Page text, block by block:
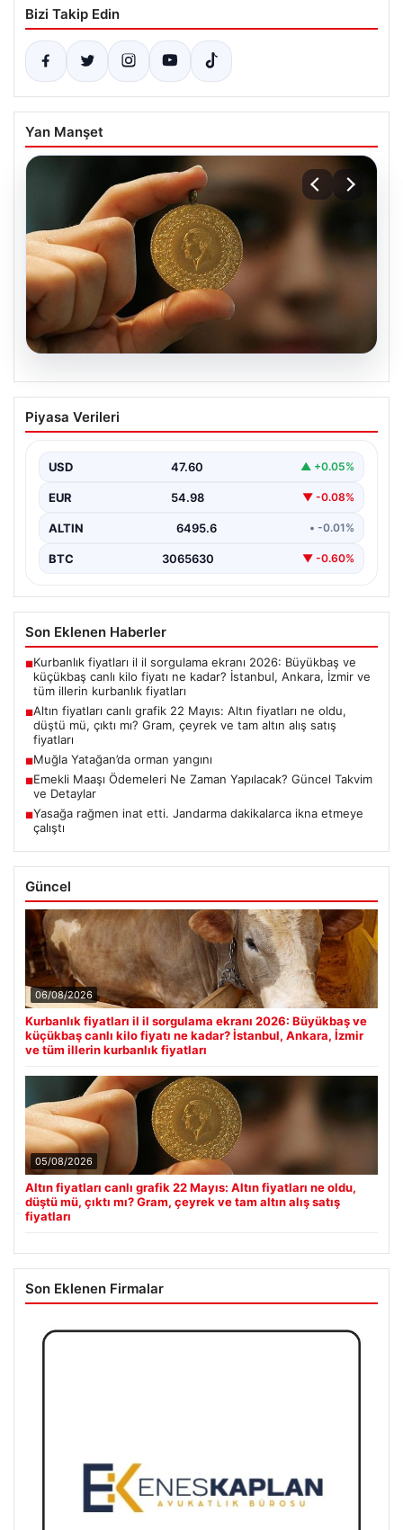
Bizi Takip Edin
Yan Manşet
Altın fiyatları canlı grafik 22 Mayıs: Altın
fiyatları ne oldu, düştü mü, çıktı mı?
fiyatları
Piyasa Verileri
USD 47.60 ▲ +0.05%
EUR 54.98 ▼ -0.08%
ALTIN 6495.6 • -0.01%
BTC 3065630 ▼ -0.60%
Son Eklenen Haberler
■Kurbanlık fiyatları il il sorgulama ekranı 2026: Büyükbaş ve
küçükbaş canlı kilo fiyatı ne kadar? İstanbul, Ankara, İzmir ve
tüm illerin kurbanlık fiyatları
■Altın fiyatları canlı grafik 22 Mayıs: Altın fiyatları ne oldu,
düştü mü, çıktı mı? Gram, çeyrek ve tam altın alış satış
fiyatları
■Muğla Yatağan’da orman yangını
■Emekli Maaşı Ödemeleri Ne Zaman Yapılacak? Güncel Takvim
ve Detaylar
■Yasağa rağmen inat etti. Jandarma dakikalarca ikna etmeye
çalıştı
Güncel
06/08/2026
Kurbanlık fiyatları il il sorgulama ekranı 2026: Büyükbaş ve
küçükbaş canlı kilo fiyatı ne kadar? İstanbul, Ankara, İzmir
ve tüm illerin kurbanlık fiyatları
05/08/2026
Altın fiyatları canlı grafik 22 Mayıs: Altın fiyatları ne oldu,
düştü mü, çıktı mı? Gram, çeyrek ve tam altın alış satış
fiyatları
Son Eklenen Firmalar